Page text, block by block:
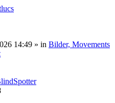
14:49 » in Bilder, Movements